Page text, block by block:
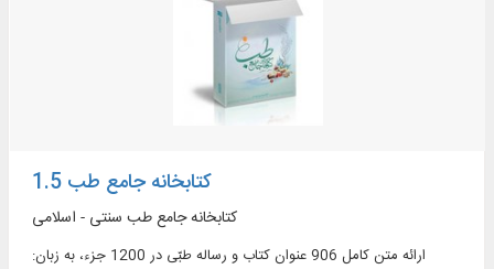
کتابخانه جامع طب 1.5
کتابخانه جامع طب سنتی - اسلامی
ارائه متن کامل 906 عنوان کتاب و رساله طبّی در 1200 جزء، به زبان: